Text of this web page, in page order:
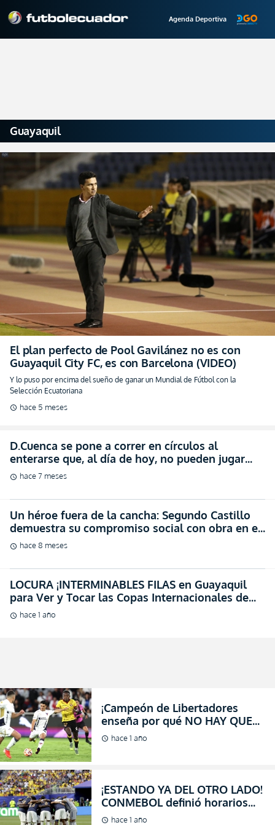
Agenda Deportiva
El plan perfecto de Pool Gavilánez no es con
Guayaquil City FC, es con Barcelona (VIDEO)
Y lo puso por encima del sueño de ganar un Mundial de Fútbol con la
Selección Ecuatoriana
schedule hace 5 meses
D.Cuenca se pone a correr en círculos al
enterarse que, al día de hoy, no pueden jugar
Sudamericana en casa
Un héroe fuera de la cancha: Segundo Castillo
demuestra su compromiso social con obra en el
centro de Guayaquil (VIDEO)
LOCURA ¡INTERMINABLES FILAS en Guayaquil
para Ver y Tocar las Copas Internacionales de
LDU! (VIDEO)
CONMEBOL definió horarios
para las últimas fechas de
Eliminatorias (FOTO)
hace 1 año
CONTENTO con el empate de
Ecuador ante Brasil
hace 1 año